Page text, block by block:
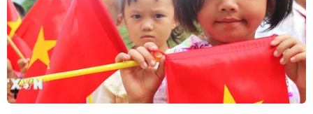
mỗi môn
09/08/2026 06:40
Các trường đại học bắt đầu công bố
điểm chuẩn xét tuyển năm 2026